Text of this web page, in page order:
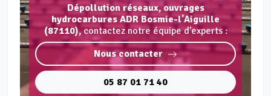
Dépollution réseaux, ouvrages
hydrocarbures ADR Bosmie-l'Aiguille
(87110), contactez notre équipe d'experts :
Nous contacter
05 87 01 71 40